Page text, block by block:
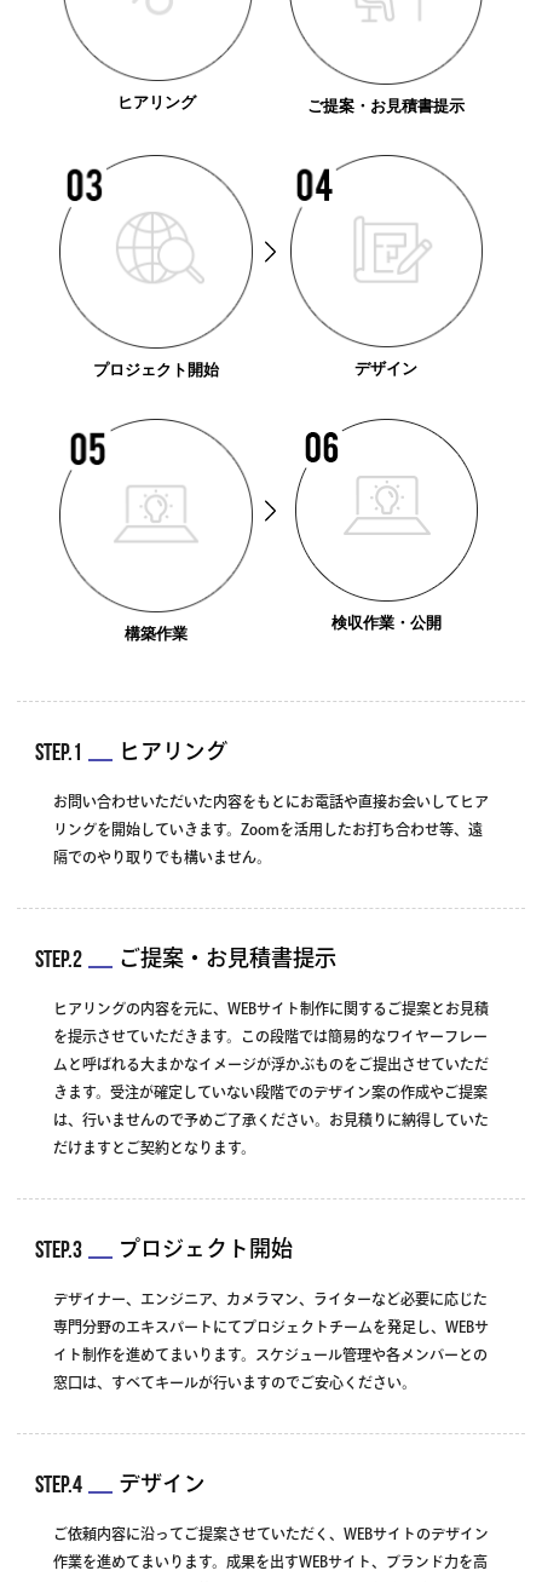
ヒアリング ご提案・お見積書提示
プロジェクト開始 デザイン
構築作業
検収作業・公開
STEP.1 ヒアリング
お問い合わせいただいた内容をもとにお電話や直接お会いしてヒア
リングを開始していきます。Zoomを活用したお打ち合わせ等、遠
隔でのやり取りでも構いません。
STEP.2 ご提案・お見積書提示
ヒアリングの内容を元に、WEBサイト制作に関するご提案とお見積
を提示させていただきます。この段階では簡易的なワイヤーフレー
ムと呼ばれる大まかなイメージが浮かぶものをご提出させていただ
きます。受注が確定していない段階でのデザイン案の作成やご提案
は、行いませんので予めご了承ください。お見積りに納得していた
だけますとご契約となります。
STEP.3 プロジェクト開始
デザイナー、エンジニア、カメラマン、ライターなど必要に応じた
専門分野のエキスパートにてプロジェクトチームを発足し、WEBサ
イト制作を進めてまいります。スケジュール管理や各メンバーとの
窓口は、すべてキールが行いますのでご安心ください。
STEP.4 デザイン
ご依頼内容に沿ってご提案させていただく、WEBサイトのデザイン
作業を進めてまいります。成果を出すWEBサイト、ブランド力を高